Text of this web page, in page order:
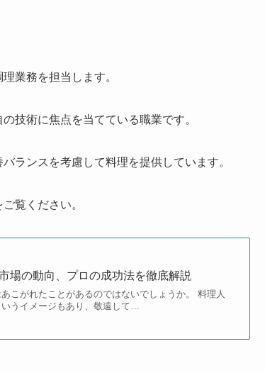
業務を担当します。
技術に焦点を当てている職業です。
ランスを考慮して料理を提供しています。
覧ください。
場の動向、プロの成功法を徹底解説
こがれたことがあるのではないでしょうか。 料理人
うイメージもあり、敬遠して…